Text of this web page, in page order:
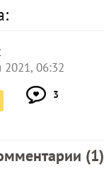
2021, 06:32
3
(1)